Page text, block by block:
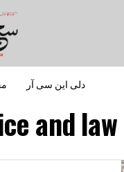
دلی این سی آر
and law